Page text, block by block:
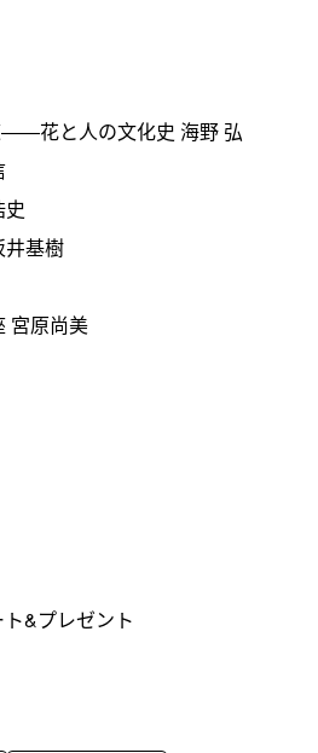
――花と人の文化史 海野 弘
史
井基樹
宮原尚美
&プレゼント